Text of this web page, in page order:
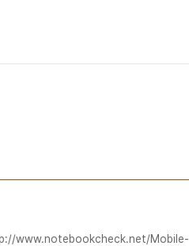
www.notebookcheck.net/Mobile-